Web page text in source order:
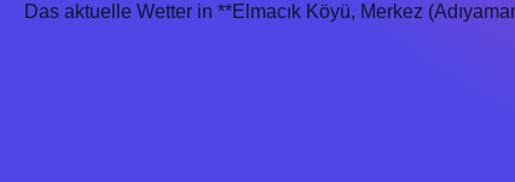
Das aktuelle Wetter in **Elmacık Köyü, Merkez